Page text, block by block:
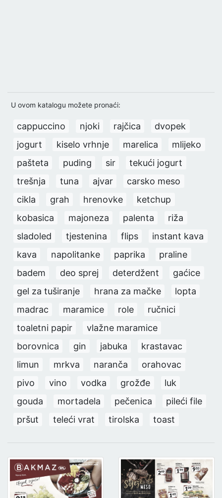
U ovom katalogu možete pronaći:
cappuccino njoki rajčica
dvopek
jogurt
kiselo vrhnje marelica
mlijeko
pašteta
puding sir
tekući jogurt
trešnja
tuna ajvar
carsko meso
cikla
grah hrenovke
ketchup
kobasica
majoneza palenta
riža
sladoled
tjestenina flips
instant kava
kava
napolitanke paprika
praline
badem
deo sprej deterdžent
gaćice
gel za tuširanje
hrana za mačke
lopta
madrac
maramice role
ručnici
toaletni papir
vlažne maramice
borovnica
gin jabuka
krastavac
limun
mrkva naranča
orahovac
pivo
vino vodka grožđe
luk
gouda
mortadela pečenica
pileći file
pršut
teleći vrat tirolska toast